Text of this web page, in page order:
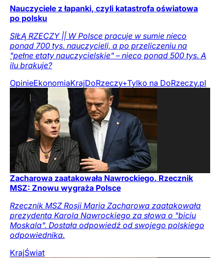
Nauczyciele z łapanki, czyli katastrofa oświatowa
po polsku
SIŁĄ RZECZY || W Polsce pracuje w sumie nieco
ponad 700 tys. nauczycieli, a po przeliczeniu na
"pełne etaty nauczycielskie" – nieco ponad 500 tys. A
ilu brakuje?
OpinieEkonomiaKrajDoRzeczy+Tylko na DoRzeczy.pl
Zacharowa zaatakowała Nawrockiego. Rzecznik
MSZ: Znowu wygraża Polsce
Rzecznik MSZ Rosji Maria Zacharowa zaatakowała
prezydenta Karola Nawrockiego za słowa o "biciu
Moskala". Dostała odpowiedź od swojego polskiego
odpowiednika.
KrajŚwiat